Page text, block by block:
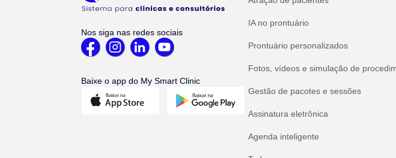
Nos siga nas redes sociais
Baixe o app do My Smart Clinic
IA no prontuário
Prontuário personalizados
Fotos, vídeos e simulação de
Gestão de pacotes e sessões
Assinatura eletrônica
Agenda inteligente